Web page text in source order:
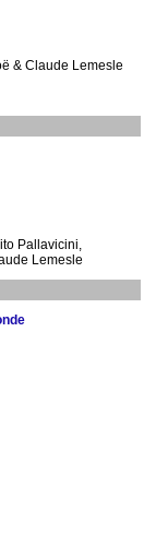
& Claude Lemesle
Pallavicini,
Lemesle